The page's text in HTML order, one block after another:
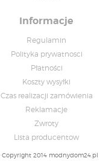
Informacje
Regulamin
Polityka prywatnosci
Płatności
Koszty wysyłki
Czas realizacji zamówienia
Reklamacje
Zwroty
Lista producentow
Copyright 2014 modnydom24.pl